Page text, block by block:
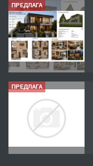
ПРЕДЛАГА
ПРЕДЛАГА